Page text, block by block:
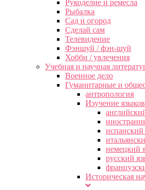
Рукоделие и ремесла
Рыбалка
Сад и огород
Сделай сам
Телевидение
Фэншуй / фэн-шуй
Хобби / увлечения
Учебная и научная
Военное дело
Гуманитарные и
антропология
Изучение языков
испанский
немецкий
русский
Историческая